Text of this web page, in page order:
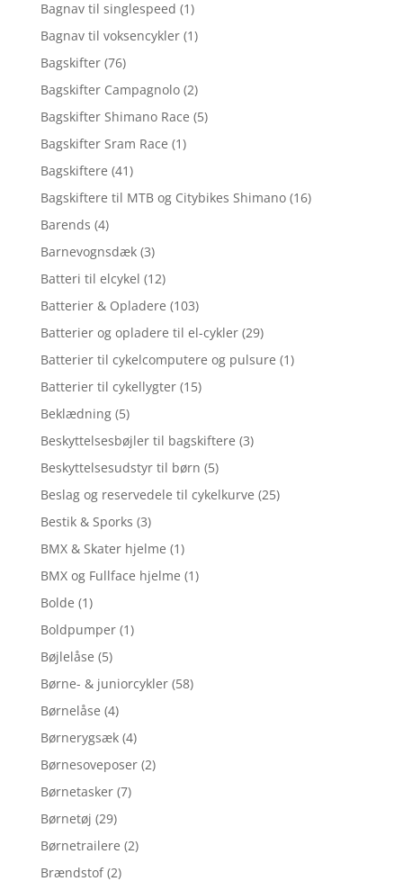
Bagnav til singlespeed (1)
Bagnav til voksencykler (1)
Bagskifter (76)
Bagskifter Campagnolo (2)
Bagskifter Shimano Race (5)
Bagskifter Sram Race (1)
Bagskiftere (41)
Bagskiftere til MTB og Citybikes Shimano (16)
Barends (4)
Barnevognsdæk (3)
Batteri til elcykel (12)
Batterier & Opladere (103)
Batterier og opladere til el-cykler (29)
Batterier til cykelcomputere og pulsure (1)
Batterier til cykellygter (15)
Beklædning (5)
Beskyttelsesbøjler til bagskiftere (3)
Beskyttelsesudstyr til børn (5)
Beslag og reservedele til cykelkurve (25)
Bestik & Sporks (3)
BMX & Skater hjelme (1)
BMX og Fullface hjelme (1)
Bolde (1)
Boldpumper (1)
Bøjlelåse (5)
Børne- & juniorcykler (58)
Børnelåse (4)
Børnerygsæk (4)
Børnesoveposer (2)
Børnetasker (7)
Børnetøj (29)
Børnetrailere (2)
Brændstof (2)